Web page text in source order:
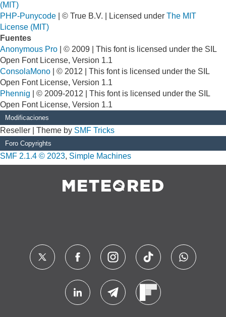
(MIT)
PHP-Punycode | © True B.V. | Licensed under The MIT
License (MIT)
Fuentes
Anonymous Pro | © 2009 | This font is licensed under the SIL
Open Font License, Version 1.1
ConsolaMono | © 2012 | This font is licensed under the SIL
Open Font License, Version 1.1
Phennig | © 2009-2012 | This font is licensed under the SIL
Open Font License, Version 1.1
Modificaciones
Reseller | Theme by SMF Tricks
Foro Copyrights
SMF 2.1.4 © 2023, Simple Machines